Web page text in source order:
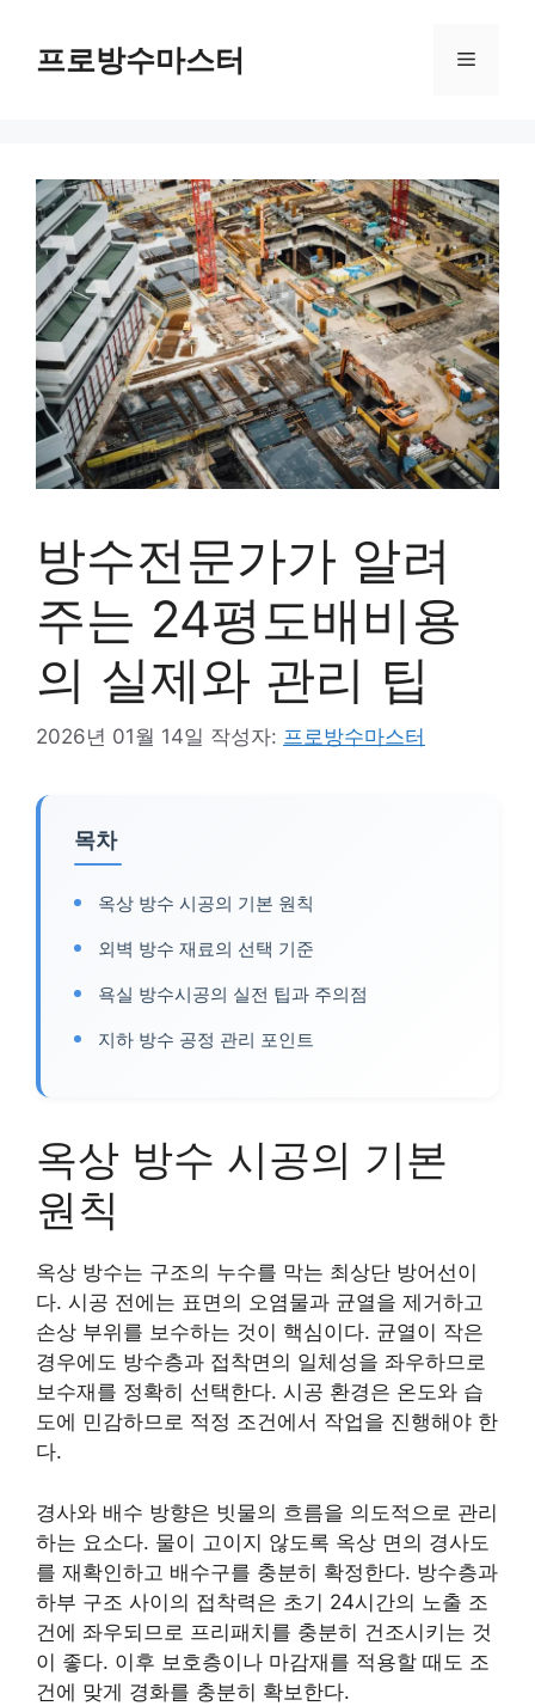
프로방수마스터 메
방수전문가가 알려
주는 24평도배비용
의 실제와 관리 팁
2026년 01월 14일 작성자: 프로방수마스터
목차
옥상 방수 시공의 기본 원칙
외벽 방수 재료의 선택 기준
욕실 방수시공의 실전 팁과 주의점
지하 방수 공정 관리 포인트
옥상 방수 시공의 기본
원칙
옥상 방수는 구조의 누수를 막는 최상단 방어선이
다. 시공 전에는 표면의 오염물과 균열을 제거하고
손상 부위를 보수하는 것이 핵심이다. 균열이 작은
경우에도 방수층과 접착면의 일체성을 좌우하므로
보수재를 정확히 선택한다. 시공 환경은 온도와 습
도에 민감하므로 적정 조건에서 작업을 진행해야 한
다.
경사와 배수 방향은 빗물의 흐름을 의도적으로 관리
하는 요소다. 물이 고이지 않도록 옥상 면의 경사도
를 재확인하고 배수구를 충분히 확정한다. 방수층과
하부 구조 사이의 접착력은 초기 24시간의 노출 조
건에 좌우되므로 프리패치를 충분히 건조시키는 것
이 좋다. 이후 보호층이나 마감재를 적용할 때도 조
건에 맞게 경화를 충분히 확보한다.